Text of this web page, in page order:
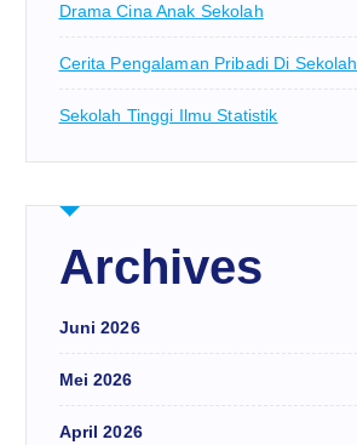
Drama Cina Anak Sekolah
Cerita Pengalaman Pribadi Di Sekolah
Sekolah Tinggi Ilmu Statistik
Archives
Juni 2026
Mei 2026
April 2026